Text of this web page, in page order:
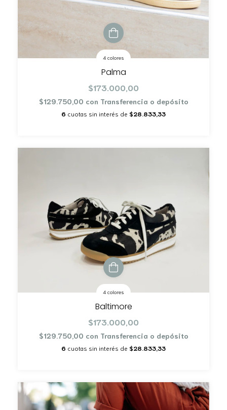
4 colores
Palma
$173.000,00
$129.750,00 con Transferencia o depósito
6 cuotas sin interés de $28.833,33
4 colores
Baltimore
$173.000,00
$129.750,00 con Transferencia o depósito
6 cuotas sin interés de $28.833,33